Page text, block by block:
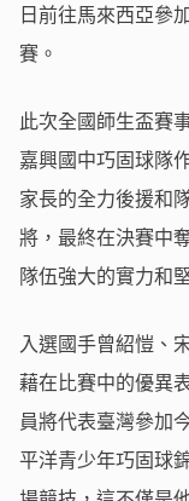
日前往馬來西亞參
賽。
此次全國師生盃賽
嘉興國中巧固球隊
家長的全力後援和
將，最終在決賽中
隊伍強大的實力和
入選國手曾紹愷、
藉在比賽中的優異
員將代表臺灣參加
平洋青少年巧固球